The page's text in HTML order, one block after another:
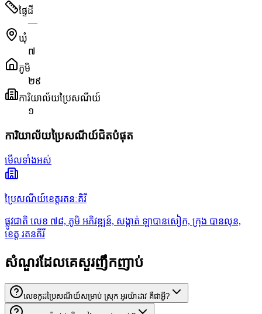
ផ្ទៃដី
—
ឃុំ
៧
ភូមិ
២៩
ការិយាល័យប្រៃសណីយ៍
១
ការិយាល័យប្រៃសណីយ៍ជិតបំផុត
មើលទាំងអស់
ប្រៃសណីយ៍ខេត្តរតនៈគិរី
ផ្លូវជាតិ លេខ ៧៨,​ ភូមិ អភិវឌ្ឍន៍, សង្កាត់ ឡាបានសៀក, ក្រុង បានលុន,
ខេត្ត រតនគីរី
សំណួរដែលគេសួរញឹកញាប់
លេខកូដប្រៃសណីយ៍សម្រាប់ ស្រុក អូរយ៉ាដាវ គឺជាអ្វី?